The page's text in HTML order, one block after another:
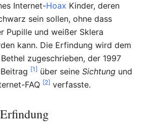
Internet-Hoax Kinder, deren
sein sollen, ohne dass
Pupille und weißer Sklera
kann. Die Erfindung wird dem
zugeschrieben, der 1997
[1] über seine Sichtung und
FAQ [2] verfasste.